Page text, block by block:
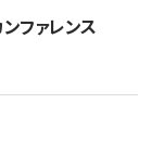
ファレンス